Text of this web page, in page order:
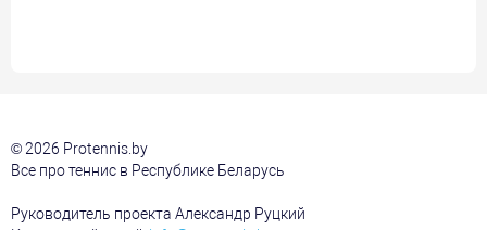
© 2026 Protennis.by
Все про теннис в Республике Беларусь
Руководитель проекта Александр Руцкий